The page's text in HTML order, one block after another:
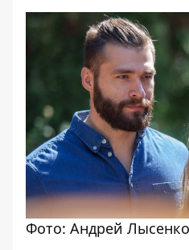
Фото: Андрей Лысенко